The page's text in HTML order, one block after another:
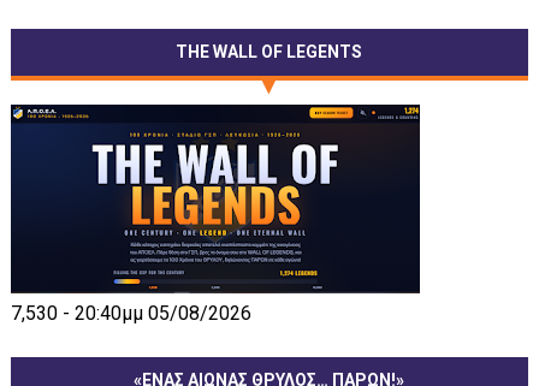
THE WALL OF LEGENTS
7,530 - 20:40μμ 05/08/2026
«ΕΝΑΣ ΑΙΩΝΑΣ ΘΡΥΛΟΣ… ΠΑΡΩΝ!»